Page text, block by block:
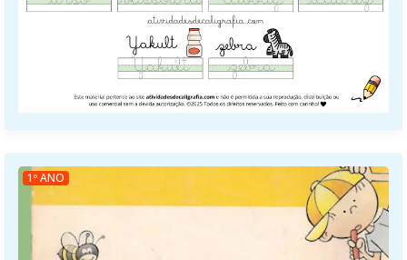
1º ANO